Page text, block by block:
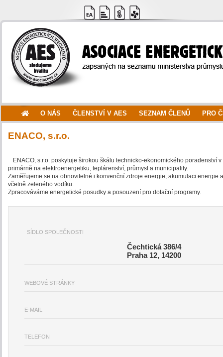
O NÁS ČLENSTVÍ V AES SEZNAM ČLENŮ PRO
ENACO, s.r.o.
ENACO, s.r.o. poskytuje širokou škálu technicko-ekonomického poradenství
primárně na elektroenergetiku, teplárenství, průmysl a municipality.
Zaměřujeme se na obnovitelné i konvenční zdroje energie, akumulaci energie
včetně zeleného vodíku.
Zpracováváme energetické posudky a posouzení pro dotační programy.
SÍDLO SPOLEČNOSTI
Čechtická 386/4
Praha 12, 14200
WEBOVÉ STRÁNKY
E-MAIL
TELEFON